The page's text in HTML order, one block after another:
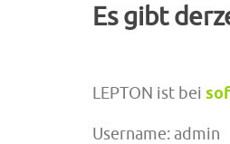
Es gibt
LEPTON ist bei
Username: admin